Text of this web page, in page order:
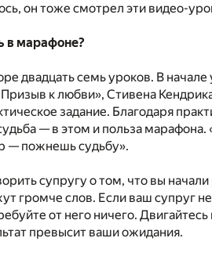
он тоже смотрел эти видео-
в марафоне?
двадцать семь уроков. В
Призыв к любви», Стивена
задание. Благодаря
— в этом и польза
— пожнешь судьбу».
супругу о том, что вы
громче слов. Если ваш супруг
от него ничего.
превысит ваши ожидания.